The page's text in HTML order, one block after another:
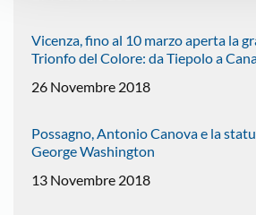
Vicenza, fino al 10 marzo aperta la
Trionfo del Colore: da Tiepolo a
26 Novembre 2018
Possagno, Antonio Canova e la
George Washington
13 Novembre 2018